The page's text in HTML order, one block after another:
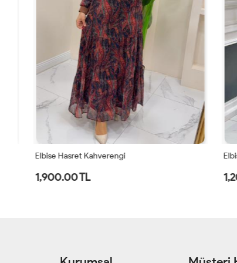
Elbise Hasret Kahverengi
1,900.00 TL